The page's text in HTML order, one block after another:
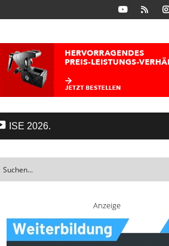
ISE 2026.
Anzeige